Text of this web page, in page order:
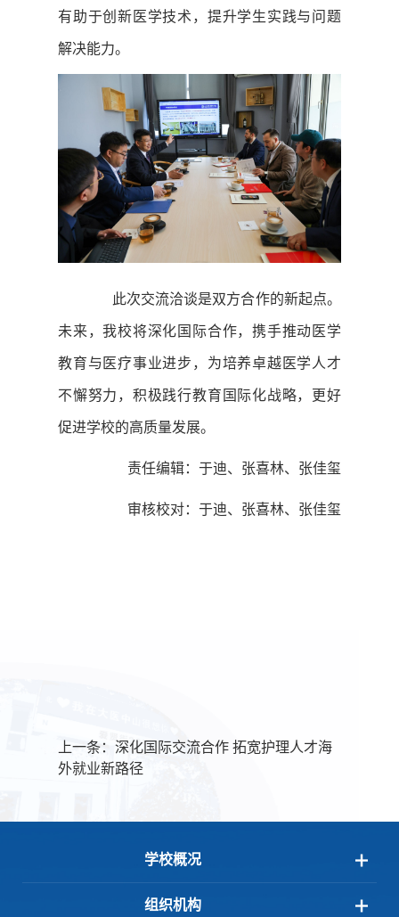
有助于创新医学技术，提升学生实践与问题
解决能力。
此次交流洽谈是双方合作的新起点。
未来，我校将深化国际合作，携手推动医学
教育与医疗事业进步，为培养卓越医学人才
不懈努力，积极践行教育国际化战略，更好
促进学校的高质量发展。
责任编辑：于迪、张喜林、张佳玺
审核校对：于迪、张喜林、张佳玺
上一条： 深化国际交流合作 拓宽护理人才海
外就业新路径
学校概况
组织机构